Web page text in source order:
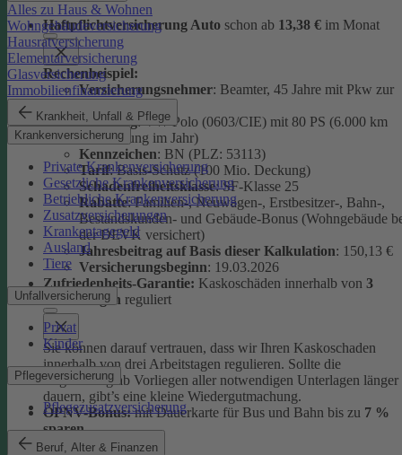
Alles zu Haus & Wohnen
Wohngebäudeversicherung
Hausratversicherung
Elementarversicherung
Glasversicherung
Immobilienfinanzierung
Krankheit, Unfall & Pflege
Krankenversicherung
Private Krankenversicherung
Gesetzliche Krankenversicherung
Betriebliche Krankenversicherung
Zusatzversicherungen
Krankentagegeld
Ausland
Tiere
Unfallversicherung
Privat
Kinder
Pflegeversicherung
Pflegezusatzversicherung
Beruf, Alter & Finanzen
Haftpflichtversicherung Auto schon ab 13,38 € im Monat
Rechenbeispiel:
Versicherungsnehmer: Beamter, 45 Jahre mit Pkw zur
Fahrzeug: VW Polo (0603/CIE) mit 80 PS (6.000 km
Fahrleistung im Jahr)
Kennzeichen: BN (PLZ: 53113)
Tarif: Basis-Schutz (100 Mio. Deckung)
Schadenfreiheitsklasse: SF-Klasse 25
Rabatte: Familien-, Neuwagen-, Erstbesitzer-, Bahn-,
Bestandskunden- und Gebäude-Bonus (Wohngebäude
der DEVK versichert)
Jahresbeitrag auf Basis dieser Kalkulation: 150,13 €
Versicherungsbeginn: 19.03.2026
Zufriedenheits-Garantie: Kaskoschäden innerhalb von 3
Arbeitstagen reguliert
Sie können darauf vertrauen, dass wir Ihren Kaskoschaden
innerhalb von drei Arbeitstagen regulieren. Sollte die
Regulierung ab Vorliegen aller notwendigen Unterlagen länger
dauern, gibt’s eine kleine Wiedergutmachung.
ÖPNV-Bonus:mit Dauerkarte für Bus und Bahn bis zu 7 %
sparen